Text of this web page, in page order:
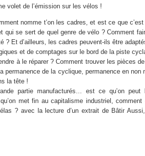
volet de l’émission sur les vélos !
nomme t’on les cadres, et est ce que
qui se sert de quel genre de vélo ? Comment
? Et d’ailleurs, les cadres peuvent-ils être
et de comptages sur le bord de la piste
à le réparer ? Comment trouver les pièces
permanence de la cyclique, permanence en non
la tête !
partie manufacturés… est ce qu’on peut
met fin au capitalisme industriel, comment
? avec la lecture d’un extrait de Bâtir